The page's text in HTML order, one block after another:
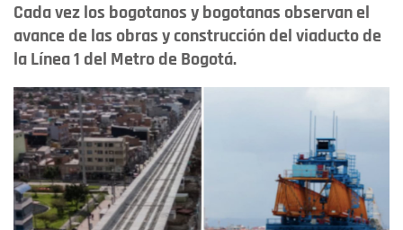
Cada vez los bogotanos y bogotanas observan el
avance de las obras y construcción del viaducto de
la Línea 1 del Metro de Bogotá.